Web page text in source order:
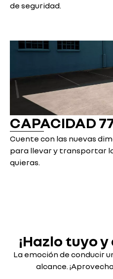
de seguridad.
CAPACIDAD
Cuente con las nuevas
para llevar y transportar
quieras.
¡Hazlo tuyo
La emoción de conducir
alcance.